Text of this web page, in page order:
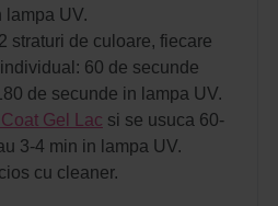
lampa UV.
straturi de culoare, fiecare
60 de secunde
de secunde in lampa UV.
Gel Lac si se usuca 60-
3-4 min in lampa UV.
cu cleaner.